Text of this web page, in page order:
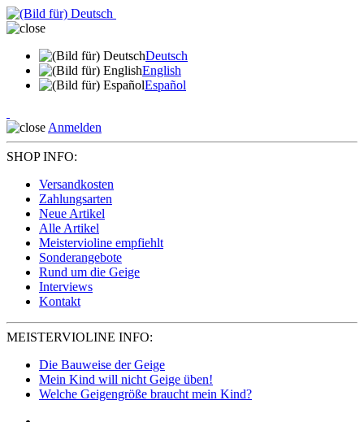
Deutsch
English
Español
Anmelden
SHOP INFO:
Versandkosten
Zahlungsarten
Neue Artikel
Alle Artikel
Meistervioline empfiehlt
Sonderangebote
Rund um die Geige
Interviews
Kontakt
MEISTERVIOLINE INFO:
Die Bauweise der Geige
Mein Kind will nicht Geige üben!
Welche Geigengröße braucht mein Kind?